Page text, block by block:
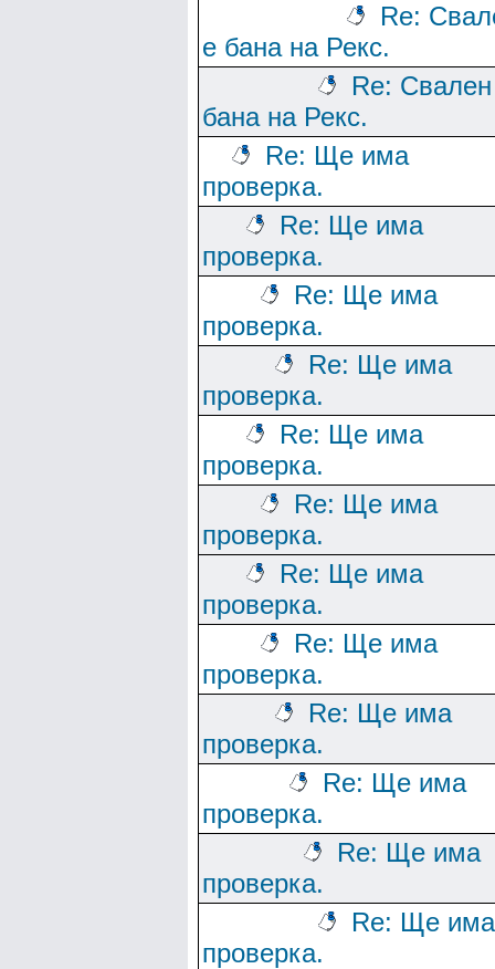
Re:
е бана на Рекс.
Re:
бана на Рекс.
Re: Ще има
проверка.
Re: Ще има
проверка.
Re: Ще има
проверка.
Re: Ще има
проверка.
Re: Ще има
проверка.
Re: Ще има
проверка.
Re: Ще има
проверка.
Re: Ще има
проверка.
Re: Ще има
проверка.
Re: Ще има
проверка.
Re: Ще има
проверка.
Re: Ще има
проверка.